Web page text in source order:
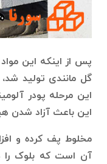
پس از اینکه این
گل مانندی تولید
این مرحله پودر
این باعث آزاد شدن
مخلوط پف کرده و
آن است که بلوک را